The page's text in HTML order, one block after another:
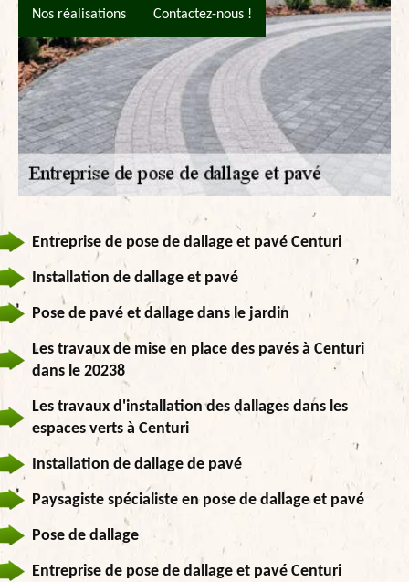
Nos réalisations Contactez-nous !
Entreprise de pose de dallage et pavé Centuri
Installation de dallage et pavé
Pose de pavé et dallage dans le jardin
Les travaux de mise en place des pavés à Centuri
dans le 20238
Les travaux d'installation des dallages dans les
espaces verts à Centuri
Installation de dallage de pavé
Paysagiste spécialiste en pose de dallage et pavé
Pose de dallage
Entreprise de pose de dallage et pavé Centuri